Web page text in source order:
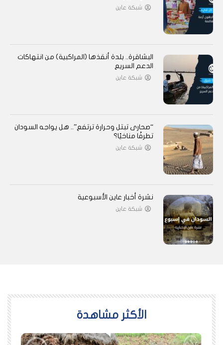
شبكة عاين
البشاقرة.. بلدة أنقذها (المراكبية) من انتهاكات
الدعم السريع
شبكة عاين
“صحارى تبتل وحرارة ترتفع”.. هل يواجه السودان
تطرفًا مناخيًا؟
شبكة عاين
نشرة أخبار عاين الأسبوعية
شبكة عاين
اﻷكثر مشاهدة